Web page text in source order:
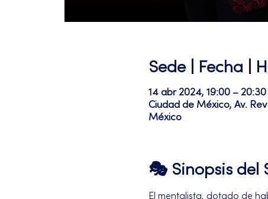
Sede | Fecha |
14 abr 2024, 19:00 –
Ciudad de México, Av.
México
🎭 Sinopsis del
El mentalista, dotado de